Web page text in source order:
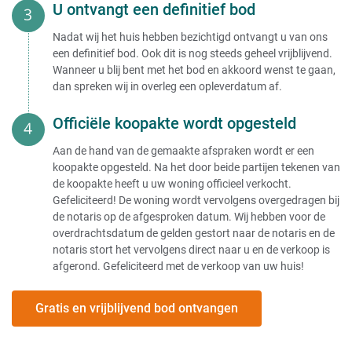
U ontvangt een definitief bod
Nadat wij het huis hebben bezichtigd ontvangt u van ons
een definitief bod. Ook dit is nog steeds geheel vrijblijvend.
Wanneer u blij bent met het bod en akkoord wenst te gaan,
dan spreken wij in overleg een opleverdatum af.
Officiële koopakte wordt opgesteld
Aan de hand van de gemaakte afspraken wordt er een
koopakte opgesteld. Na het door beide partijen tekenen van
de koopakte heeft u uw woning officieel verkocht.
Gefeliciteerd! De woning wordt vervolgens overgedragen bij
de notaris op de afgesproken datum. Wij hebben voor de
overdrachtsdatum de gelden gestort naar de notaris en de
notaris stort het vervolgens direct naar u en de verkoop is
afgerond. Gefeliciteerd met de verkoop van uw huis!
Gratis en vrijblijvend bod ontvangen